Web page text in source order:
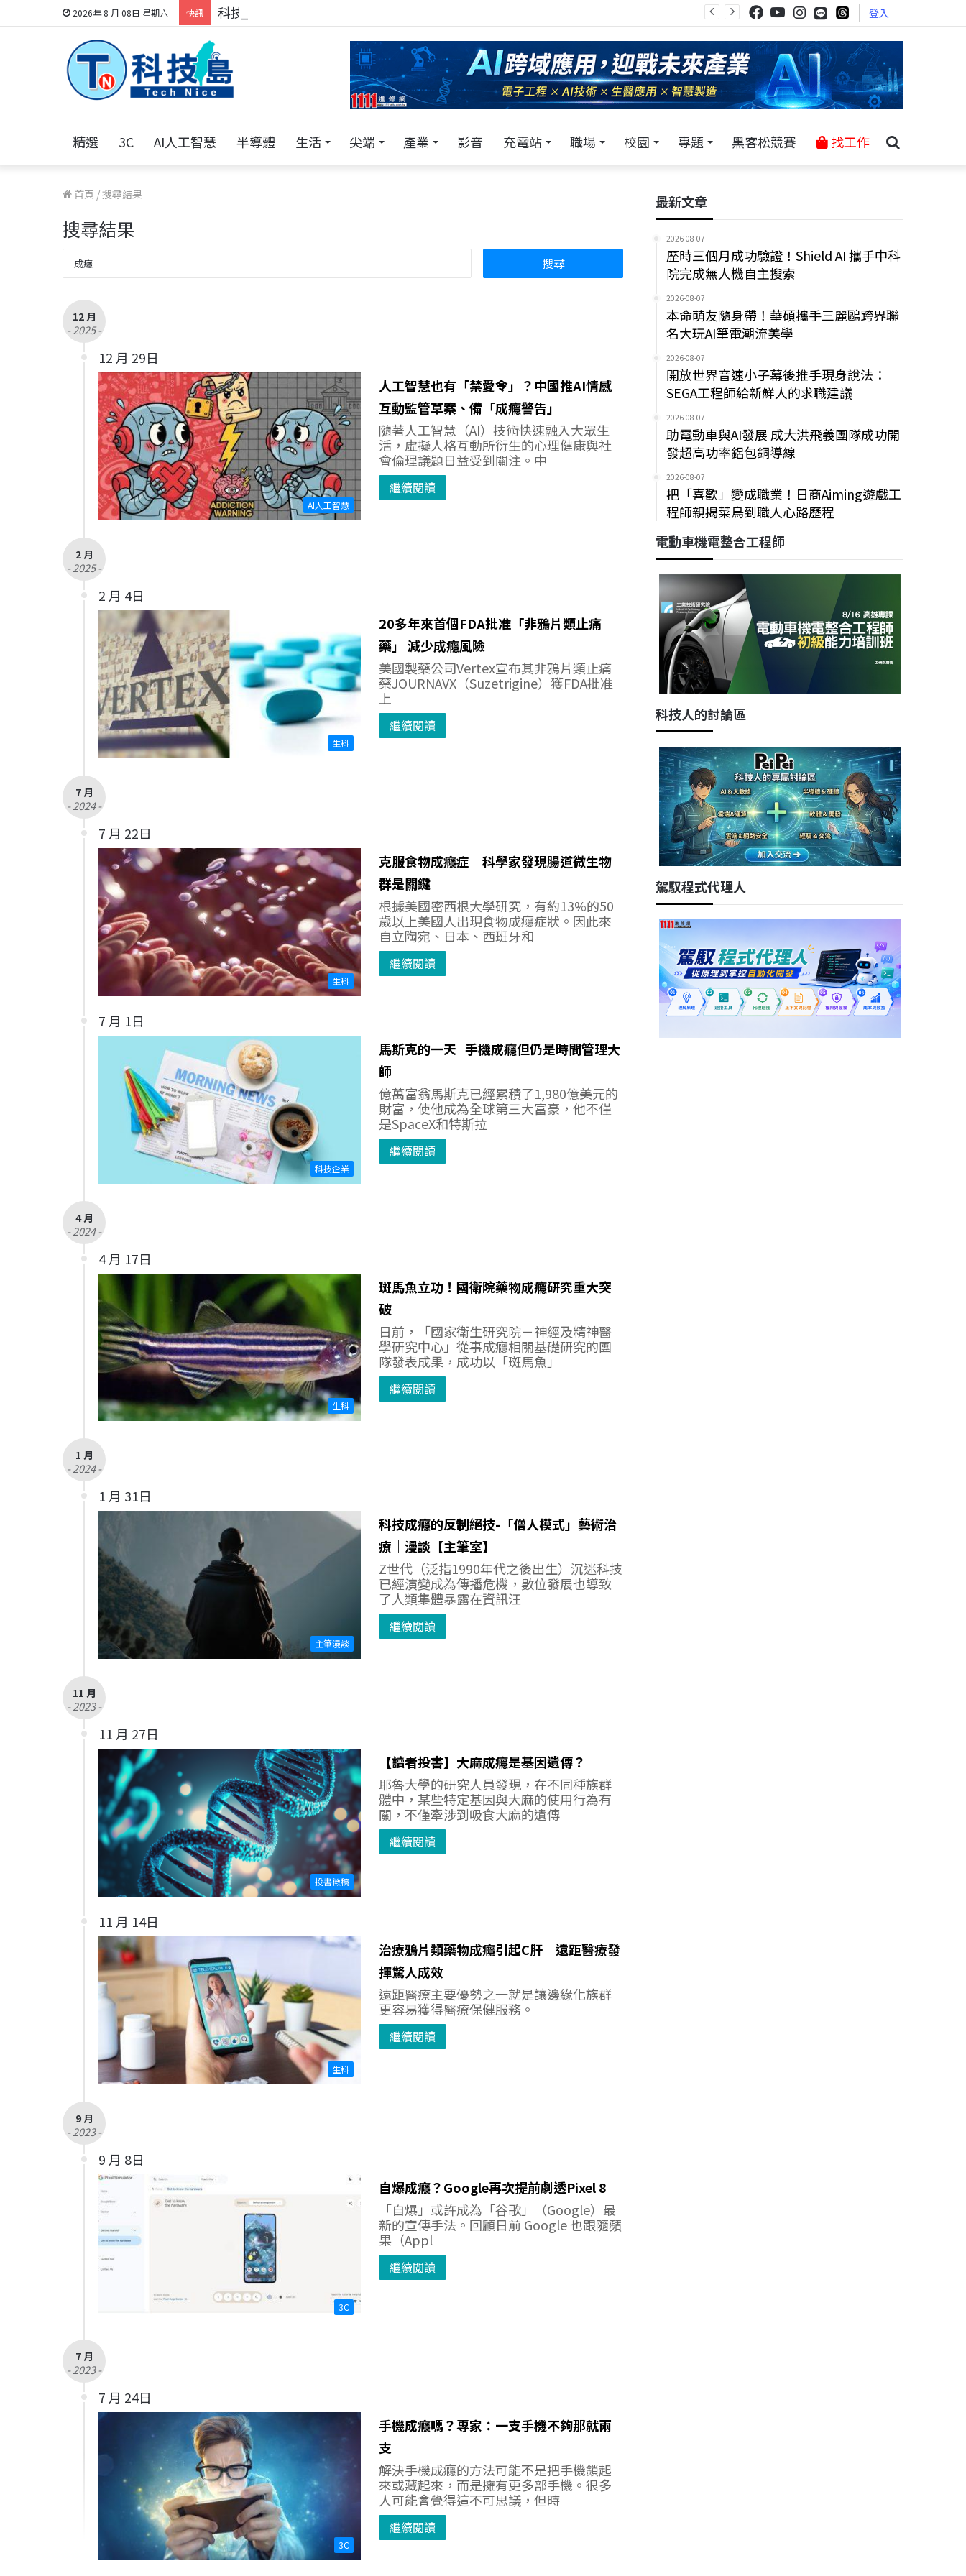
2026年 8 月 08日 星期六 快訊 科技人的經驗傳承地！在 Pei Pei 科技專區，與學弟妹交流最硬核的技術 登入
精選 3C AI人工智慧 半導體 生活 尖端 產業 影音 充電站 職場 校園 專題 黑客松競賽 找工作
首頁 /搜尋結果
搜尋結果
12 月
- 2025 -
12 月 29日
AI人工智慧
人工智慧也有「禁愛令」？中國推AI情感
互動監管草案、備「成癮警告」
隨著人工智慧（AI）技術快速融入大眾生
活，虛擬人格互動所衍生的心理健康與社
會倫理議題日益受到關注。中
繼續閱讀
2 月
- 2025 -
2 月 4日
生科
20多年來首個FDA批准「非鴉片類止痛
藥」 減少成癮風險
美國製藥公司Vertex宣布其非鴉片類止痛
藥JOURNAVX（Suzetrigine）獲FDA批准
上
繼續閱讀
7 月
- 2024 -
7 月 22日
生科
克服食物成癮症 科學家發現腸道微生物
群是關鍵
根據美國密西根大學研究，有約13%的50
歲以上美國人出現食物成癮症狀。因此來
自立陶宛、日本、西班牙和
繼續閱讀
7 月 1日
科技企業
馬斯克的一天 手機成癮但仍是時間管理大
師
億萬富翁馬斯克已經累積了1,980億美元的
財富，使他成為全球第三大富豪，他不僅
是SpaceX和特斯拉
繼續閱讀
4 月
- 2024 -
4 月 17日
生科
斑馬魚立功！國衛院藥物成癮研究重大突
破
日前，「國家衛生研究院－神經及精神醫
學研究中心」從事成癮相關基礎研究的團
隊發表成果，成功以「斑馬魚」
繼續閱讀
1 月
- 2024 -
1 月 31日
主筆漫談
科技成癮的反制絕技-「僧人模式」藝術治
療｜漫談【主筆室】
Z世代（泛指1990年代之後出生）沉迷科技
已經演變成為傳播危機，數位發展也導致
了人類集體暴露在資訊汪
繼續閱讀
11 月
- 2023 -
11 月 27日
投書徵稿
【讀者投書】大麻成癮是基因遺傳？
耶魯大學的研究人員發現，在不同種族群
體中，某些特定基因與大麻的使用行為有
關，不僅牽涉到吸食大麻的遺傳
繼續閱讀
11 月 14日
生科
治療鴉片類藥物成癮引起C肝 遠距醫療發
揮驚人成效
遠距醫療主要優勢之一就是讓邊緣化族群
更容易獲得醫療保健服務。
繼續閱讀
9 月
- 2023 -
9 月 8日
3C
自爆成癮？Google再次提前劇透Pixel 8
「自爆」或許成為「谷歌」（Google）最
新的宣傳手法。回顧日前 Google 也跟隨蘋
果（Appl
繼續閱讀
7 月
- 2023 -
7 月 24日
3C
手機成癮嗎？專家：一支手機不夠那就兩
支
解決手機成癮的方法可能不是把手機鎖起
來或藏起來，而是擁有更多部手機。很多
人可能會覺得這不可思議，但時
繼續閱讀
最新文章
2026-08-07
歷時三個月成功驗證！Shield AI 攜手中科
院完成無人機自主搜索
2026-08-07
本命萌友隨身帶！華碩攜手三麗鷗跨界聯
名大玩AI筆電潮流美學
2026-08-07
開放世界音速小子幕後推手現身說法：
SEGA工程師給新鮮人的求職建議
2026-08-07
助電動車與AI發展 成大洪飛義團隊成功開
發超高功率鋁包銅導線
2026-08-07
把「喜歡」變成職業！日商Aiming遊戲工
程師親揭菜鳥到職人心路歷程
電動車機電整合工程師
科技人的討論區
駕馭程式代理人